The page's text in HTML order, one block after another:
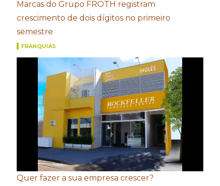
Marcas do Grupo FROTH registram
crescimento de dois dígitos no primeiro
semestre
FRANQUIAS
Quer fazer a sua empresa crescer?